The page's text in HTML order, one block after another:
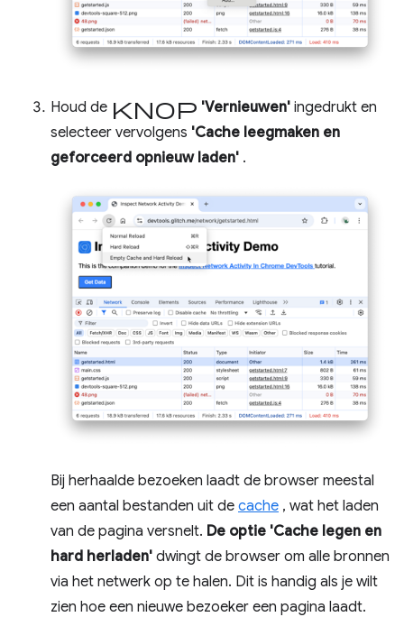
Houd de knop 'Vernieuwen' ingedrukt en
selecteer vervolgens 'Cache leegmaken en
geforceerd opnieuw laden' .
Bij herhaalde bezoeken laadt de browser meestal
een aantal bestanden uit de cache , wat het laden
van de pagina versnelt. De optie 'Cache legen en
hard herladen' dwingt de browser om alle bronnen
via het netwerk op te halen. Dit is handig als je wilt
zien hoe een nieuwe bezoeker een pagina laadt.